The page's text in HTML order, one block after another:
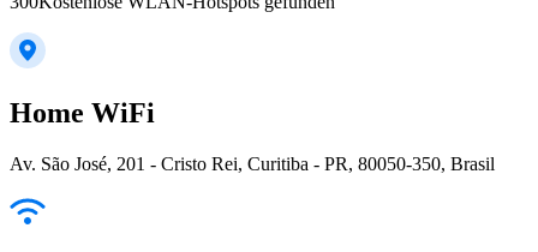
Home WiFi
Av. São José, 201 - Cristo Rei, Curitiba - PR, 80050-350, Brasil